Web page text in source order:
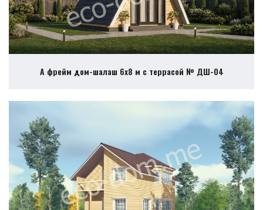
А фрейм дом-шалаш 6х8 м с террасой № ДШ-04